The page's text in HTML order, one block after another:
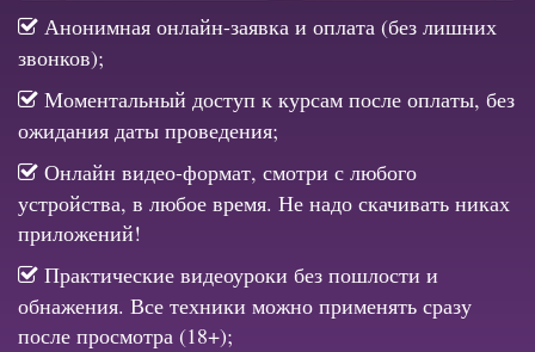
Анонимная онлайн-заявка и оплата (без лишних
звонков);
Моментальный доступ к курсам после оплаты, без
ожидания даты проведения;
Онлайн видео-формат, смотри с любого
устройства, в любое время. Не надо скачивать никах
приложений!
Практические видеоуроки без пошлости и
обнажения. Все техники можно применять сразу
после просмотра (18+);